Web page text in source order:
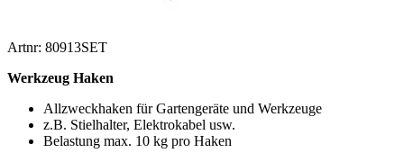
Artnr: 80913SET
Werkzeug Haken
Allzweckhaken für Gartengeräte und Werkzeuge
z.B. Stielhalter, Elektrokabel usw.
Belastung max. 10 kg pro Haken